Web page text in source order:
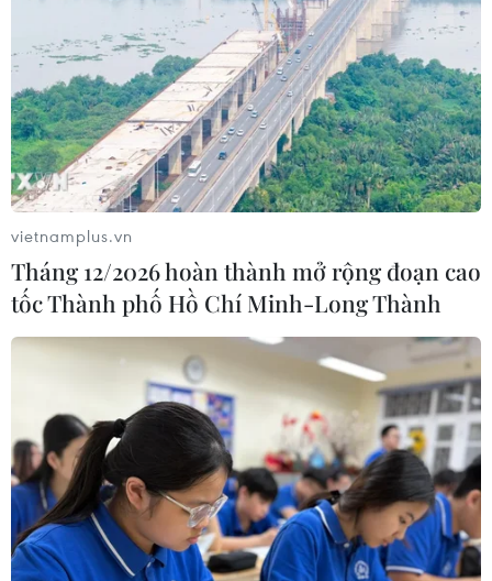
vietnamplus.vn
Tháng 12/2026 hoàn thành mở rộng đoạn cao
tốc Thành phố Hồ Chí Minh-Long Thành